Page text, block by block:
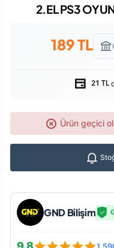
2.EL PS3
189TL
21 TL
Ürün geçici
GND Bilişim